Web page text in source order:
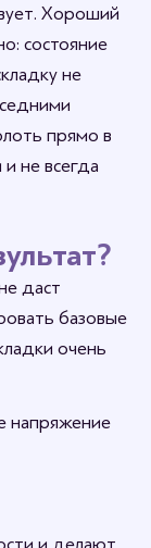
Хороший
состояние
не
прямо в
не всегда
даст
базовые
очень
напряжение